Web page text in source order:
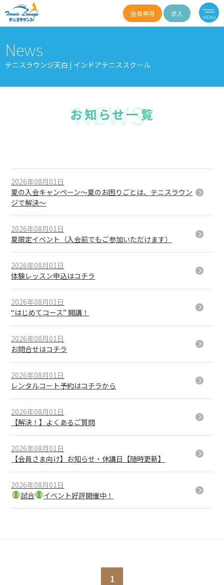
会員専用 求人
News
テニスラウンジ天白 | インドアテニススクール
2026年08月01日
夏の入会キャンペーン〜夏のお困りごとは、テニスラウン
ジで解決〜
2026年08月01日
夏限定イベント（入会前でもご参加いただけます）
2026年08月01日
体験レッスン申込はコチラ
2026年08月01日
“はじめてコース” 開講！
2026年08月01日
お問合せはコチラ
2026年08月01日
レンタルコート予約はコチラから
2026年08月01日
【解決！】よくあるご質問
2026年08月01日
【会員さま向け】お知らせ・休講日【随時更新】
2026年08月01日
試合
イベント好評開催中！
1